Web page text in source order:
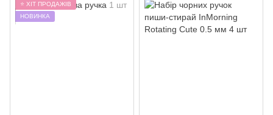
⭐ ХІТ ПРОДАЖІВ
НОВИНКА